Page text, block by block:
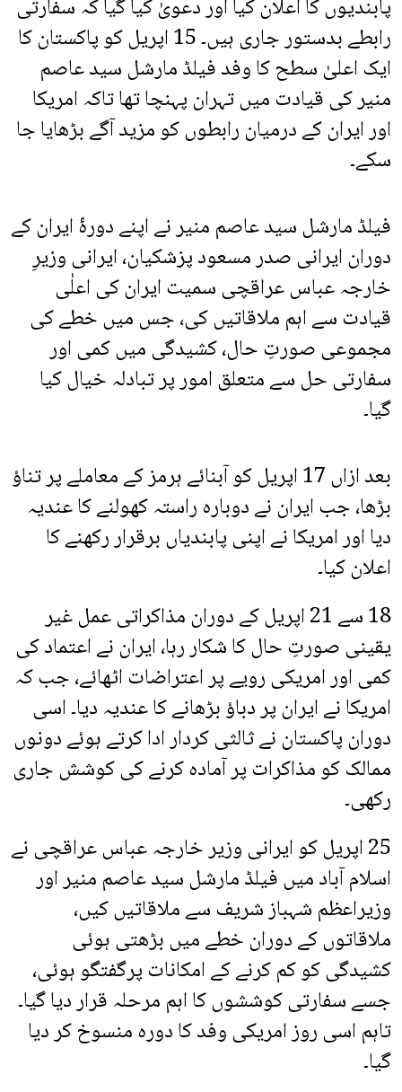
پابندیوں کا اعلان کیا اور دعویٰ کیا گیا کہ سفارتی
رابطے بدستور جاری ہیں۔ 15 اپریل کو پاکستان کا
ایک اعلیٰ سطح کا وفد فیلڈ مارشل سید عاصم
منیر کی قیادت میں تہران پہنچا تھا تاکہ امریکا
اور ایران کے درمیان رابطوں کو مزید آگے بڑھایا جا
سکے۔
فیلڈ مارشل سید عاصم منیر نے اپنے دورۂ ایران کے
دوران ایرانی صدر مسعود پزشکیان، ایرانی وزیرِ
خارجہ عباس عراقچی سمیت ایران کی اعلٰی
قیادت سے اہم ملاقاتیں کی، جس میں خطے کی
مجموعی صورتِ حال، کشیدگی میں کمی اور
سفارتی حل سے متعلق امور پر تبادلہ خیال کیا
گیا۔
بعد ازاں 17 اپریل کو آبنائے ہرمز کے معاملے پر تناؤ
بڑھا، جب ایران نے دوبارہ راستہ کھولنے کا عندیہ
دیا اور امریکا نے اپنی پابندیاں برقرار رکھنے کا
اعلان کیا۔
18 سے 21 اپریل کے دوران مذاکراتی عمل غیر
یقینی صورتِ حال کا شکار رہا، ایران نے اعتماد کی
کمی اور امریکی رویے پر اعتراضات اٹھائے، جب کہ
امریکا نے ایران پر دباؤ بڑھانے کا عندیہ دیا۔ اسی
دوران پاکستان نے ثالثی کردار ادا کرتے ہوئے دونوں
ممالک کو مذاکرات پر آمادہ کرنے کی کوشش جاری
رکھی۔
25 اپریل کو ایرانی وزیر خارجہ عباس عراقچی نے
اسلام آباد میں فیلڈ مارشل سید عاصم منیر اور
وزیراعظم شہباز شریف سے ملاقاتیں کیں،
ملاقاتوں کے دوران خطے میں بڑھتی ہوئی
کشیدگی کو کم کرنے کے امکانات پرگفتگو ہوئی،
جسے سفارتی کوششوں کا اہم مرحلہ قرار دیا گیا۔
تاہم اسی روز امریکی وفد کا دورہ منسوخ کر دیا
گیا۔